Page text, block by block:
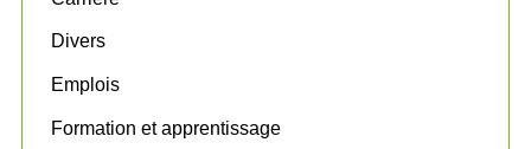
:Divers
Emplois
Formation et apprentissage